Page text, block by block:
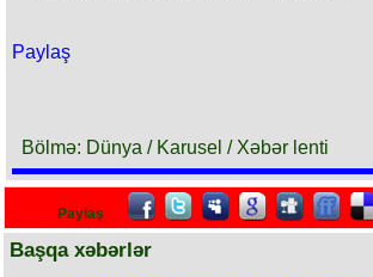
Paylaş
Bölmə: Dünya / Karusel / Xəbər lenti
Paylaş
Başqa xəbərlər